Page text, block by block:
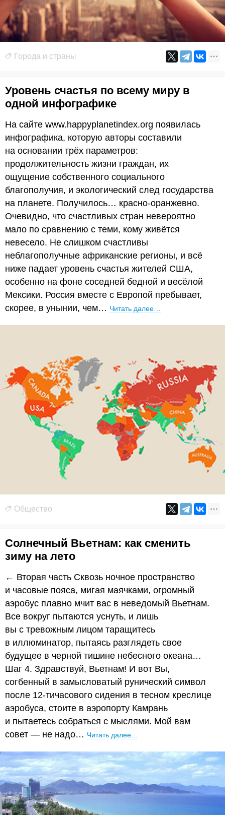
Города и страны
Уровень счастья по всему миру в
одной инфографике
На сайте www.happyplanetindex.org появилась
инфографика, которую авторы составили
на основании трёх параметров:
продолжительность жизни граждан, их
ощущение собственного социального
благополучия, и экологический след государства
на планете. Получилось… красно-оранжевно.
Очевидно, что счастливых стран невероятно
мало по сравнению с теми, кому живётся
невесело. Не слишком счастливы
неблагополучные африканские регионы, и всё
ниже падает уровень счастья жителей США,
особенно на фоне соседней бедной и весёлой
Мексики. Россия вместе с Европой пребывает,
скорее, в унынии, чем… Читать далее…
Общество
Солнечный Вьетнам: как сменить
зиму на лето
← Вторая часть Сквозь ночное пространство
и часовые пояса, мигая маячками, огромный
аэробус плавно мчит вас в неведомый Вьетнам.
Все вокруг пытаются уснуть, и лишь
вы с тревожным лицом таращитесь
в иллюминатор, пытаясь разглядеть свое
будущее в черной тишине небесного океана…
Шаг 4. Здравствуй, Вьетнам! И вот Вы,
согбенный в замысловатый рунический символ
после 12-тичасового сидения в тесном креслице
аэробуса, стоите в аэропорту Камрань
и пытаетесь собраться с мыслями. Мой вам
совет — не надо… Читать далее…